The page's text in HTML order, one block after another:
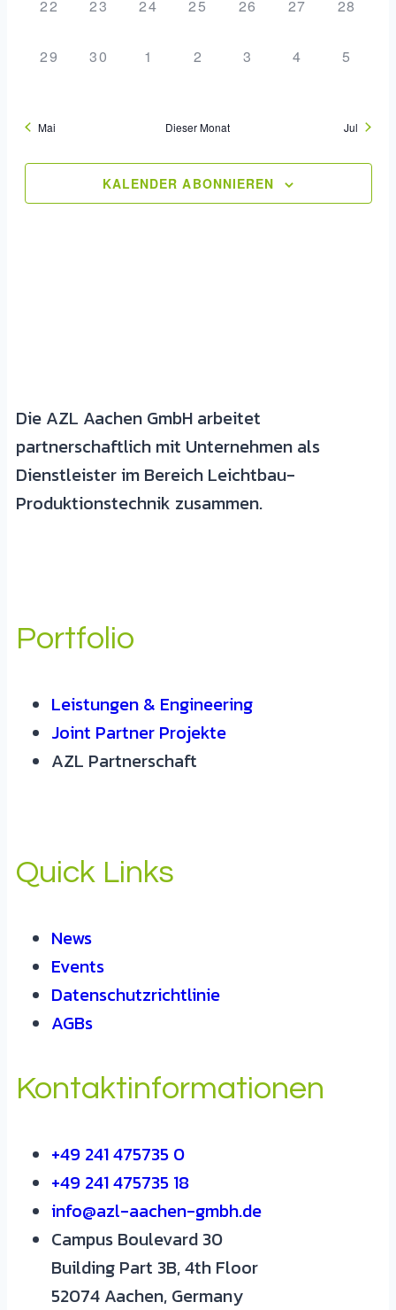
0
22
0
23
0
24
0
25
0
26
0
27
0
28
0
29
0
30
0
1
0
2
0
3
0
4
0
5
Mai Dieser Monat Jul
KALENDER ABONNIEREN
Die AZL Aachen GmbH arbeitet
partnerschaftlich mit Unternehmen als
Dienstleister im Bereich Leichtbau-
Produktionstechnik zusammen.
Portfolio
Leistungen & Engineering
Joint Partner Projekte
AZL Partnerschaft
Quick Links
News
Events
Datenschutzrichtlinie
AGBs
Kontaktinformationen
+49 241 475735 0
+49 241 475735 18
info@azl-aachen-gmbh.de
Campus Boulevard 30
Building Part 3B, 4th Floor
52074 Aachen, Germany